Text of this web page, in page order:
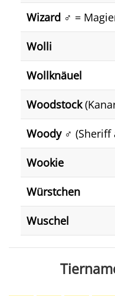
Wizard ♂️ =
Wolli
Wollknäuel
Woodstock
Woody♂️ (Sheriff
Wookie
Würstchen
Wuschel